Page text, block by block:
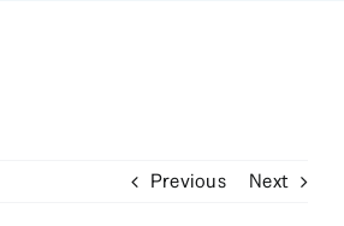
Previous Next